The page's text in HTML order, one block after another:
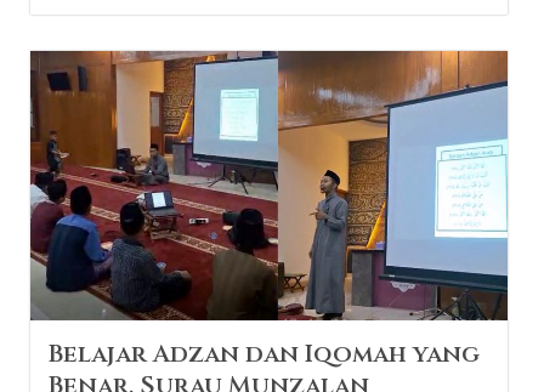
Belajar Adzan dan Iqomah yang